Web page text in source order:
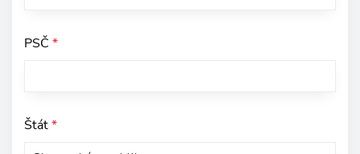
PSČ *
Štát*